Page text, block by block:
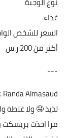
غداء
السعر للشخص
أكثر من ‏200 ر.س
---
Randa Almasaud:
لذيذ 🤤 ولا غلطة
مرا اخذت